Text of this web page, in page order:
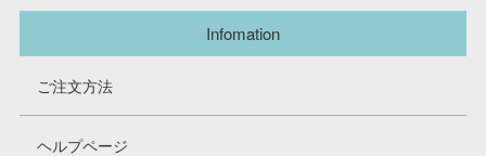
Infomation
ご注文方法
ヘルプページ